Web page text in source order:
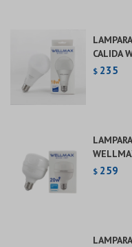
CALIDA
$ 235
$ 259